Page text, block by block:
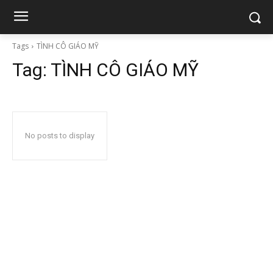
Tags TÌNH CÔ GIÁO MỸ
Tag: TÌNH CÔ GIÁO MỸ
No posts to display